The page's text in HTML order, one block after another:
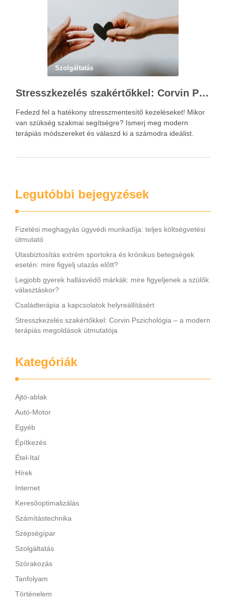
Szolgáltatás
Stresszkezelés szakértőkkel: Corvin Pszichológia – a modern terápiás megoldások útmutatója
Fedezd fel a hatékony stresszmentesítő kezeléseket! Mikor
van szükség szakmai segítségre? Ismerj meg modern
terápiás módszereket és válaszd ki a számodra ideálist.
Legutóbbi bejegyzések
Fizetési meghagyás ügyvédi munkadíja: teljes költségvetési
útmutató
Utasbiztosítás extrém sportokra és krónikus betegségek
esetén: mire figyelj utazás előtt?
Legjobb gyerek hallásvédő márkák: mire figyeljenek a szülők
választáskor?
Családterápia a kapcsolatok helyreállításért
Stresszkezelés szakértőkkel: Corvin Pszichológia – a modern
terápiás megoldások útmutatója
Kategóriák
Ajtó-ablak
Autó-Motor
Egyéb
Építkezés
Étel-Ital
Hírek
Internet
Keresőoptimalizálás
Számítástechnika
Szépségípar
Szolgáltatás
Szórakozás
Tanfolyam
Történelem